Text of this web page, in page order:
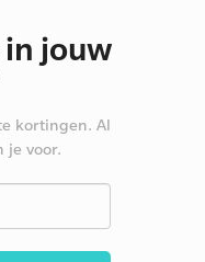
jouw
kortingen. Al
je voor.